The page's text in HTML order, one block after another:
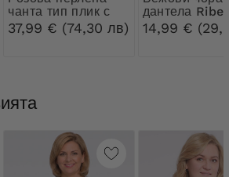
чанта тип плик с
декорация
37,99 € (74,30 лв)
дантела
14,99 €